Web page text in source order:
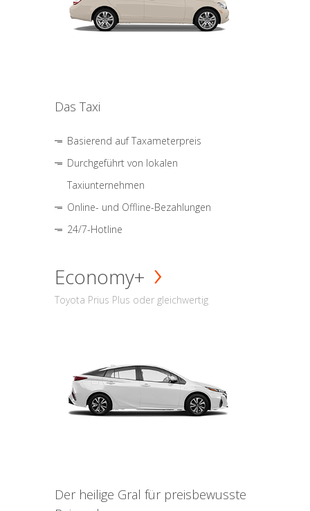
Das Taxi
Basierend auf Taxameterpreis
Durchgeführt von lokalen
Taxiunternehmen
Online- und Offline-Bezahlungen
24/7-Hotline
Economy+
Toyota Prius Plus oder gleichwertig
Der heilige Gral für preisbewusste